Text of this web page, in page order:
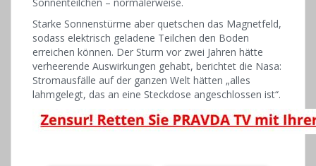
Starke Sonnenstürme aber quetschen das Magnetfeld,
sodass elektrisch geladene Teilchen den Boden
erreichen können. Der Sturm vor zwei Jahren hätte
verheerende Auswirkungen gehabt, berichtet die Nasa:
Stromausfälle auf der ganzen Welt hätten „alles
lahmgelegt, das an eine Steckdose angeschlossen ist“.